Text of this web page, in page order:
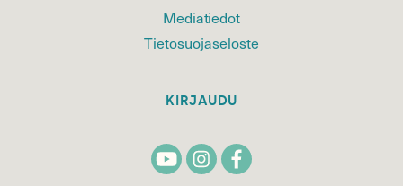
Mediatiedot
Tietosuojaseloste
KIRJAUDU